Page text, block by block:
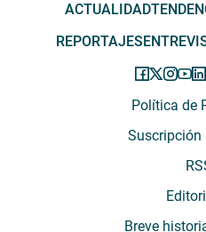
ACTUALIDAD
REPORTAJES
Política de
Suscripción
Breve